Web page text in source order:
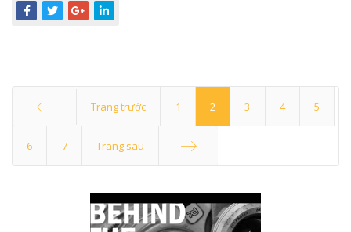
Trang trước 1 2 3 4 5
6 7 Trang sau